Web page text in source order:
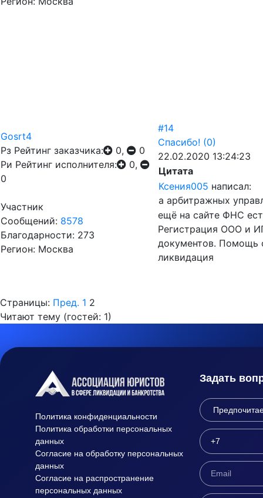
Gosrt4
Рз Рейтинг заказчика: 0,
0
Ри Рейтинг исполнителя:
0,
0
Участник
Сообщений: 8578
Благодарности: 273
Регион: Москва
#14
Спасибо! (0)
22.02.2020 13:24:23
Цитата
Ксения005 написал:
а арбитражных
ещё на сайте ФНС
Регистрация ООО и
документов. Помощь
ликвидация
Страницы: Пред. 1 2
Читают тему (гостей: 1)
Политика конфиденциальности
Политика обработки персональных
данных
Согласие на обработку персональных
данных
Согласие на распространение
персональных данных
Задать